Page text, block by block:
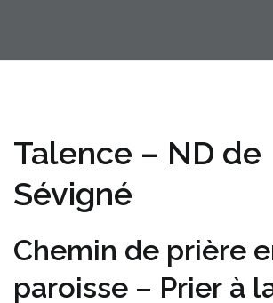
Talence – ND de
Sévigné
Chemin de prière
paroisse – Prier à